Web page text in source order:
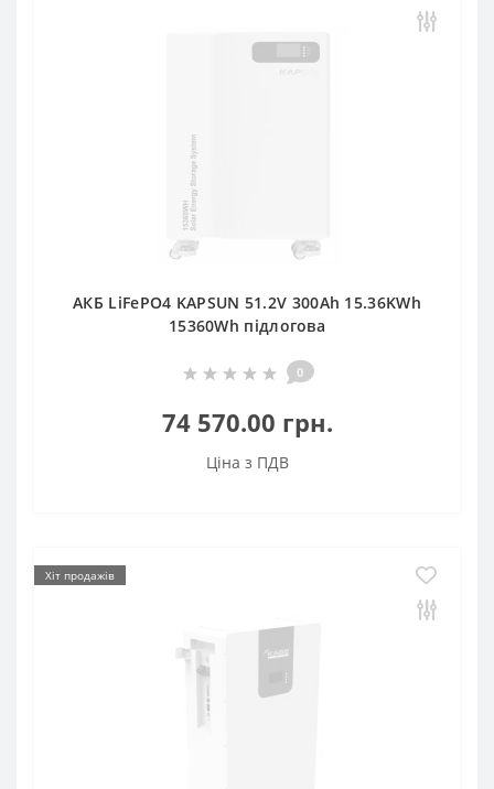
АКБ LiFePO4 KAPSUN 51.2V 300Ah 15.36KWh
15360Wh підлогова
0
74 570.00 грн.
Ціна з ПДВ
Хіт продажів